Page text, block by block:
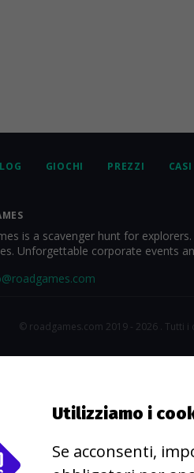
GIOCHI PREZZI
is a scavenger hunt for
Unforgettable corporate events
© roadgames.com 2019 - 2026 . Tutti
Utilizziamo i
Se acconsenti,